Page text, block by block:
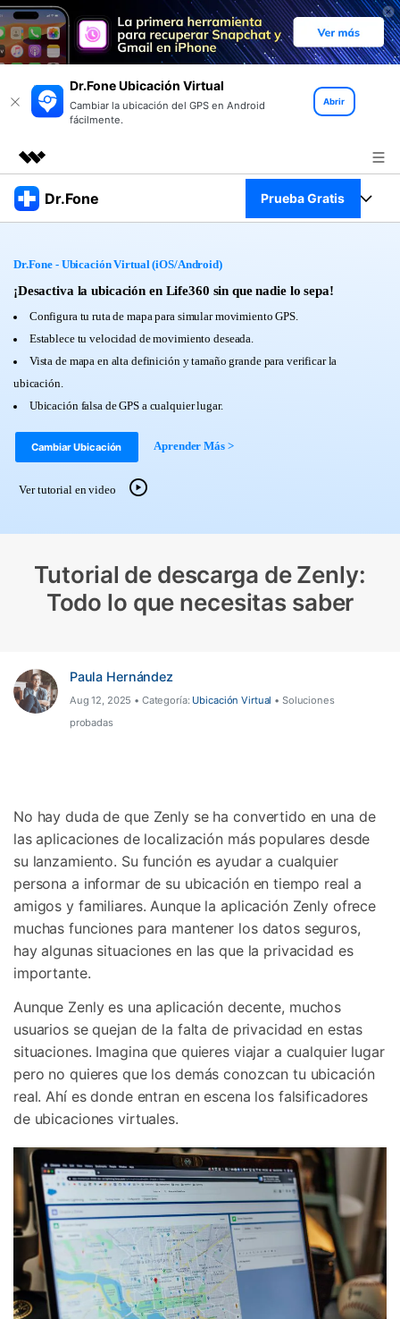
Dr.Fone Ubicación Virtual
Cambiar la ubicación del GPS en Android
fácilmente.
Abrir
Productos destacados
Soluciones
Quiénes somos
Dr.Fone Prueba Gratis
Ver Kit Completo >
Productos
Para PC
Para Celular
Más
Recursos
Descubre lo mejor de Dr.Fone
Guías
Blog
Transferencia de Datos
Encuentra Más Soluciones
Desbloqueo FRP en Android 16
Dr.Fone - Ubicación Virtual (iOS/Android)
¡Desactiva la ubicación en Life360 sin que nadie lo sepa!
Configura tu ruta de mapa para simular movimiento GPS.
Establece tu velocidad de movimiento deseada.
Vista de mapa en alta definición y tamaño grande para verificar la
ubicación.
Ubicación falsa de GPS a cualquier lugar.
Cambiar Ubicación Aprender Más >
Ver tutorial en video
Tutorial de descarga de Zenly:
Todo lo que necesitas saber
Paula Hernández
Aug 12, 2025 • Categoría: Ubicación Virtual • Soluciones
probadas
No hay duda de que Zenly se ha convertido en una de
las aplicaciones de localización más populares desde
su lanzamiento. Su función es ayudar a cualquier
persona a informar de su ubicación en tiempo real a
amigos y familiares. Aunque la aplicación Zenly ofrece
muchas funciones para mantener los datos seguros,
hay algunas situaciones en las que la privacidad es
importante.
Aunque Zenly es una aplicación decente, muchos
usuarios se quejan de la falta de privacidad en estas
situaciones. Imagina que quieres viajar a cualquier lugar
pero no quieres que los demás conozcan tu ubicación
real. Ahí es donde entran en escena los falsificadores
de ubicaciones virtuales.